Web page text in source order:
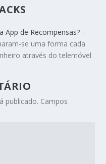
App de Recompensas? -
se uma forma cada
através do telemóvel
publicado. Campos